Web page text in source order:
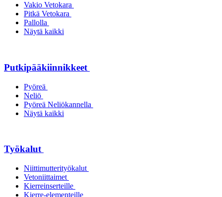
Vakio Vetokara
Pitkä Vetokara
Pallolla
Näytä kaikki
Putkipääkiinnikkeet
Pyöreä
Neliö
Pyöreä Neliökannella
Näytä kaikki
Työkalut
Niittimutterityökalut
Vetoniittaimet
Kierreinserteille
Kierre-elementeille